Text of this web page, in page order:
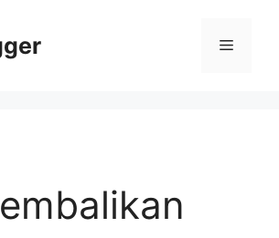
Menu